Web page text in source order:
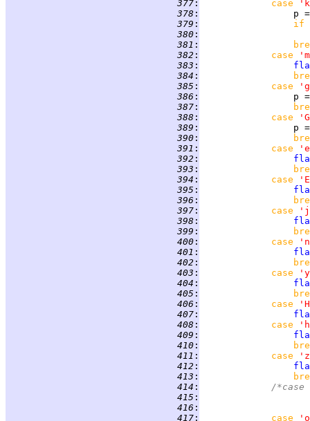
377 : case
378 :
p
379 :
if
380 :
381 :
382 : case
383 :
384 :
385 : case
386 :
p
387 :
388 : case
389 :
p
390 :
391 : case
392 :
393 :
394 : case
395 :
396 :
397 : case
398 :
399 :
400 : case
401 :
402 :
403 : case
404 :
405 :
406 : case
407 :
408 : case
409 :
410 :
411 : case
412 :
413 :
414 :
/
415 :
416 :
417 : case